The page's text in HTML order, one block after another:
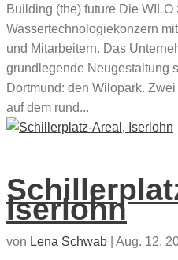
Building (the) future Die WILO
Wassertechnologiekonzern
und Mitarbeitern. Das
grundlegende Neugestaltung
Dortmund: den Wilopark.
auf dem rund...
Iserlohn
von Lena Schwab Aug. 12,